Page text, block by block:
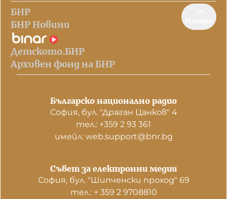
БНР
БНР Новини
Детското.БНР
Архивен фонд на БНР
Българско национално радио
София, бул. "Драган Цанков" 4
тел.: +359 2 93 361
имейл: web.support@bnr.bg
Съвет за електронни медии
София, бул. "Шипченски проход" 69
тел.: + 359 2 9708810